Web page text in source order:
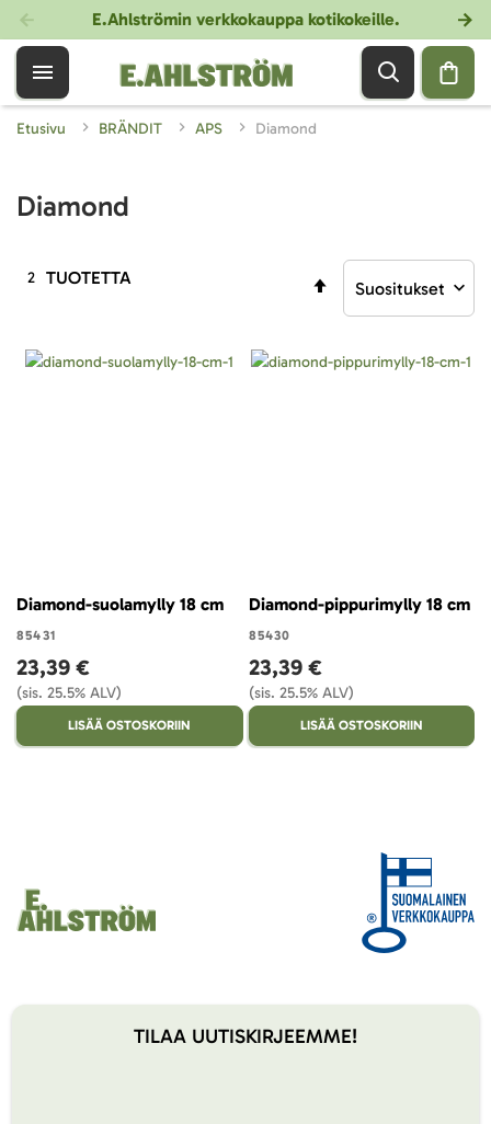
E.Ahlströmin verkkokauppa kotikokeille.
Etusivu BRÄNDIT APS Diamond
Diamond
2 TUOTETTA
Aseta
Diamond-suolamylly 18 cm
85431
23,39 €
(sis. 25.5% ALV)
LISÄÄ OSTOSKORIIN
Diamond-pippurimylly 18 cm
85430
23,39 €
(sis. 25.5% ALV)
LISÄÄ OSTOSKORIIN
TILAA UUTISKIRJEEMME!